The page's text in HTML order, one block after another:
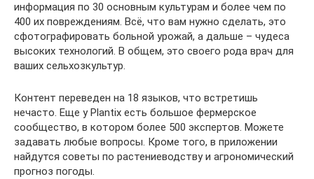
информация по 30 основным культурам и более чем по
400 их повреждениям. Всё, что вам нужно сделать, это
сфотографировать больной урожай, а дальше – чудеса
высоких технологий. В общем, это своего рода врач для
ваших сельхозкультур.
Контент переведен на 18 языков, что встретишь
нечасто. Еще у Plantix есть большое фермерское
сообщество, в котором более 500 экспертов. Можете
задавать любые вопросы. Кроме того, в приложении
найдутся советы по растениеводству и агрономический
прогноз погоды.